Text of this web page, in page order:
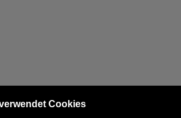
Cookies